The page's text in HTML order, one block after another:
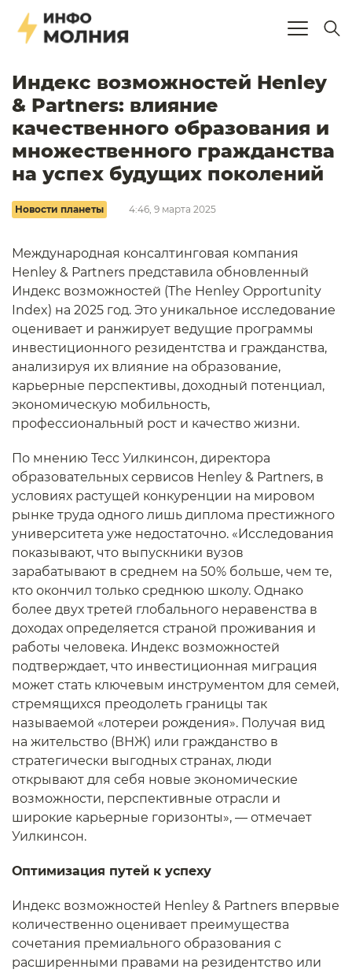
Индекс возможностей Henley
& Partners: влияние
качественного образования и
множественного гражданства
на успех будущих поколений
Новости планеты 4:46, 9 марта 2025
Международная консалтинговая компания
Henley & Partners представила обновленный
Индекс возможностей (The Henley Opportunity
Index) на 2025 год. Это уникальное исследование
оценивает и ранжирует ведущие программы
инвестиционного резидентства и гражданства,
анализируя их влияние на образование,
карьерные перспективы, доходный потенциал,
экономическую мобильность,
профессиональный рост и качество жизни.
По мнению Тесс Уилкинсон, директора
образовательных сервисов Henley & Partners, в
условиях растущей конкуренции на мировом
рынке труда одного лишь диплома престижного
университета уже недостаточно. «Исследования
показывают, что выпускники вузов
зарабатывают в среднем на 50% больше, чем те,
кто окончил только среднюю школу. Однако
более двух третей глобального неравенства в
доходах определяется страной проживания и
работы человека. Индекс возможностей
подтверждает, что инвестиционная миграция
может стать ключевым инструментом для семей,
стремящихся преодолеть границы так
называемой «лотереи рождения». Получая вид
на жительство (ВНЖ) или гражданство в
стратегически выгодных странах, люди
открывают для себя новые экономические
возможности, перспективные отрасли и
широкие карьерные горизонты», — отмечает
Уилкинсон.
Оптимизация путей к успеху
Индекс возможностей Henley & Partners впервые
количественно оценивает преимущества
сочетания премиального образования с
расширенными правами на резидентство или